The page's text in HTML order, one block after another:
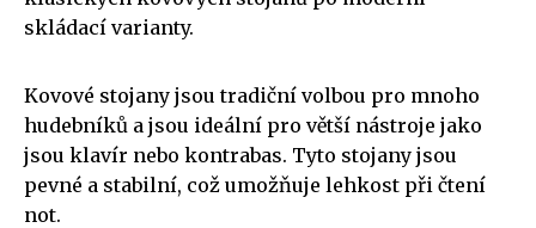
skládací varianty.
Kovové stojany jsou tradiční volbou pro mnoho
hudebníků a jsou ideální pro větší nástroje jako
jsou klavír nebo kontrabas. Tyto stojany jsou
pevné a stabilní, což umožňuje lehkost při čtení
not.